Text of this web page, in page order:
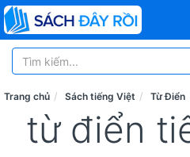
Trang chủ Sách tiếng Việt Từ Điển
từ điển